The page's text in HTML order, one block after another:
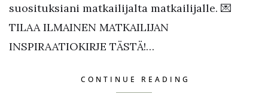
suosituksiani matkailijalta matkailijalle. 💌
TILAA ILMAINEN MATKAILIJAN
INSPIRAATIOKIRJE TÄSTÄ!…
CONTINUE READING